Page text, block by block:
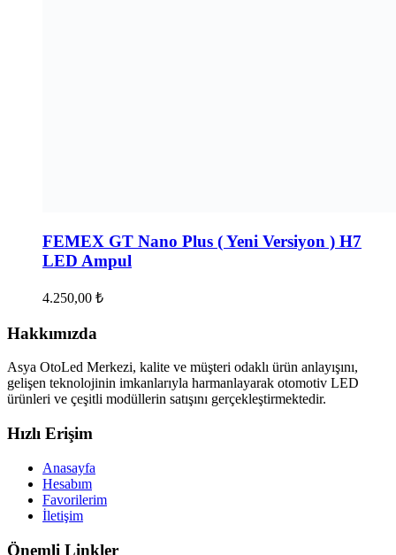
FEMEX GT Nano Plus ( Yeni Versiyon ) H7
LED Ampul
4.250,00 ₺
Hakkımızda
Asya OtoLed Merkezi, kalite ve müşteri odaklı ürün anlayışını,
gelişen teknolojinin imkanlarıyla harmanlayarak otomotiv LED
ürünleri ve çeşitli modüllerin satışını gerçekleştirmektedir.
Hızlı Erişim
Anasayfa
Hesabım
Favorilerim
İletişim
Önemli Linkler